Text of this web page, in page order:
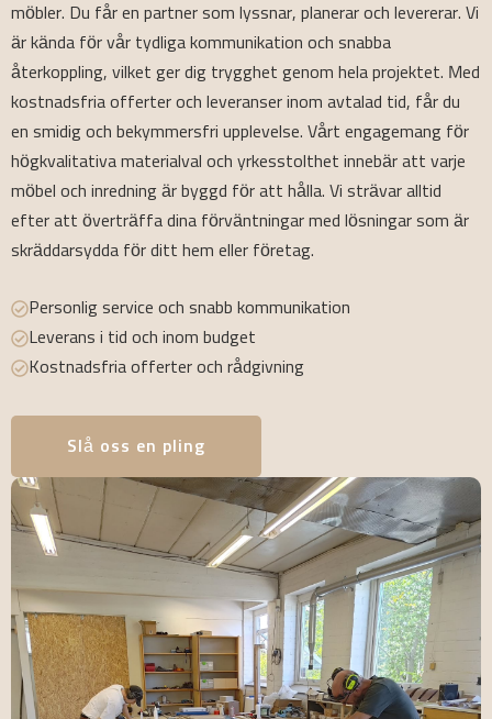
möbler. Du får en partner som lyssnar, planerar och levererar. Vi
är kända för vår tydliga kommunikation och snabba
återkoppling, vilket ger dig trygghet genom hela projektet. Med
kostnadsfria offerter och leveranser inom avtalad tid, får du
en smidig och bekymmersfri upplevelse. Vårt engagemang för
högkvalitativa materialval och yrkesstolthet innebär att varje
möbel och inredning är byggd för att hålla. Vi strävar alltid
efter att överträffa dina förväntningar med lösningar som är
skräddarsydda för ditt hem eller företag.
Personlig service och snabb kommunikation
Leverans i tid och inom budget
Kostnadsfria offerter och rådgivning
Slå oss en pling